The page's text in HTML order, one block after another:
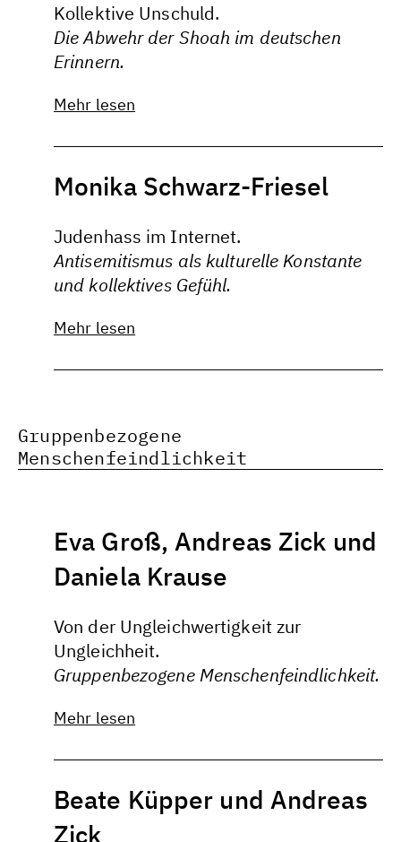
Kollektive Unschuld.
Die Abwehr der Shoah im deutschen
Erinnern.
Mehr lesen
Monika Schwarz-Friesel
Judenhass im Internet.
Antisemitismus als kulturelle Konstante
und kollektives Gefühl.
Mehr lesen
Gruppenbezogene
Menschenfeindlichkeit
Eva Groß, Andreas Zick und
Daniela Krause
Von der Ungleichwertigkeit zur
Ungleichheit.
Gruppenbezogene Menschenfeindlichkeit.
Mehr lesen
Beate Küpper und Andreas
Zick